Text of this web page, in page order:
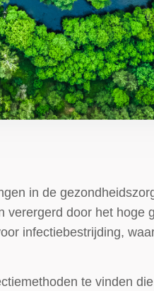
in de
door het hoge
infectiebestrijding,
te vinden